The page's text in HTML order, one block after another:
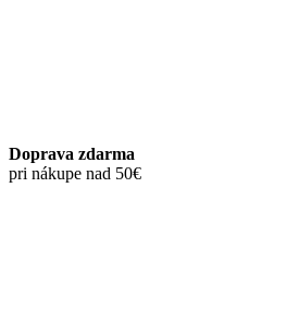
Doprava zdarma
pri nákupe nad 50€